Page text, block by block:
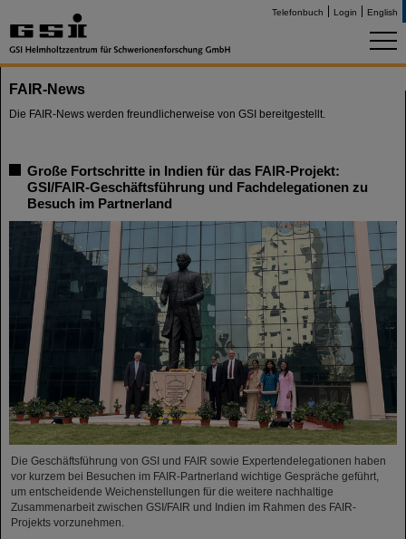
Telefonbuch Login English
FAIR-News
Die FAIR-News werden freundlicherweise von GSI bereitgestellt.
Große Fortschritte in Indien für das FAIR-Projekt:
GSI/FAIR-Geschäftsführung und Fachdelegationen zu
Besuch im Partnerland
Die Geschäftsführung von GSI und FAIR sowie Expertendelegationen haben
vor kurzem bei Besuchen im FAIR-Partnerland wichtige Gespräche geführt,
um entscheidende Weichenstellungen für die weitere nachhaltige
Zusammenarbeit zwischen GSI/FAIR und Indien im Rahmen des FAIR-
Projekts vorzunehmen.